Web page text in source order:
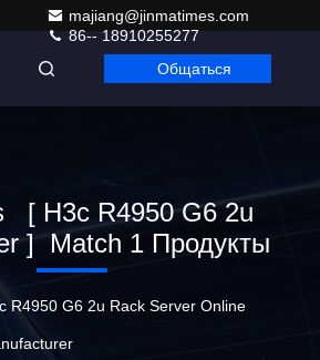
majiang@jinmatimes.com
86-- 18910255277
Общаться
[ H3c R4950 G6 2u
] Match 1 Продукты
R4950 G6 2u Rack Server Online